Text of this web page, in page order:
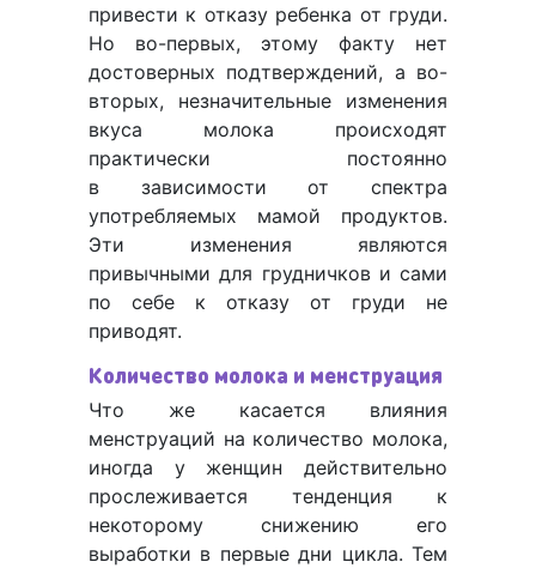
привести к отказу ребенка от груди.
Но во-первых, этому факту нет
достоверных подтверждений, а во-
вторых, незначительные изменения
вкуса молока происходят
практически постоянно
в зависимости от спектра
употребляемых мамой продуктов.
Эти изменения являются
привычными для грудничков и сами
по себе к отказу от груди не
приводят.
Количество молока и менструация
Что же касается влияния
менструаций на количество молока,
иногда у женщин действительно
прослеживается тенденция к
некоторому снижению его
выработки в первые дни цикла. Тем